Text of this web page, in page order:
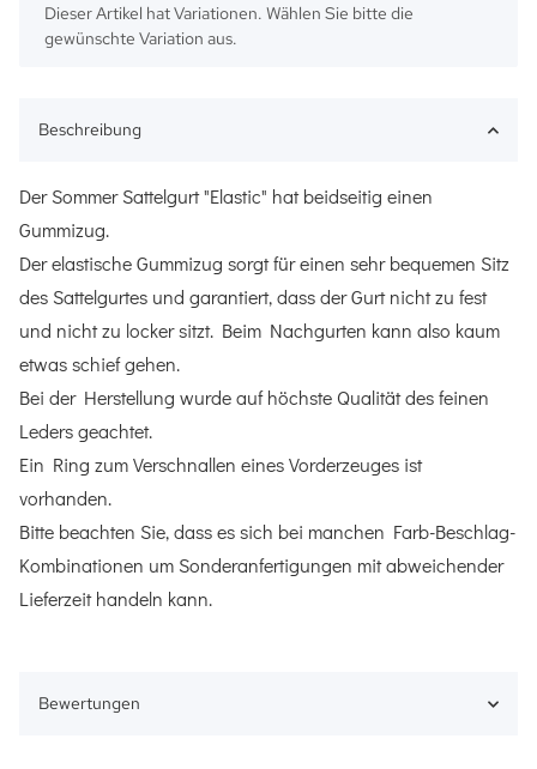
x
Dieser Artikel hat Variationen. Wählen Sie bitte die
gewünschte Variation aus.
Beschreibung
Der Sommer Sattelgurt "Elastic" hat beidseitig einen
Gummizug.
Der elastische Gummizug sorgt für einen sehr bequemen Sitz
des Sattelgurtes und garantiert, dass der Gurt nicht zu fest
und nicht zu locker sitzt. Beim Nachgurten kann also kaum
etwas schief gehen.
Bei der Herstellung wurde auf höchste Qualität des feinen
Leders geachtet.
Ein Ring zum Verschnallen eines Vorderzeuges ist
vorhanden.
Bitte beachten Sie, dass es sich bei manchen Farb-Beschlag-
Kombinationen um Sonderanfertigungen mit abweichender
Lieferzeit handeln kann.
Bewertungen